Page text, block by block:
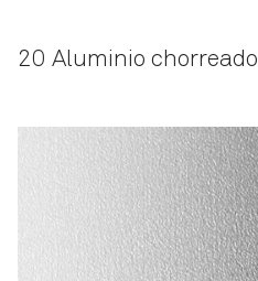
20 Aluminio chorreado